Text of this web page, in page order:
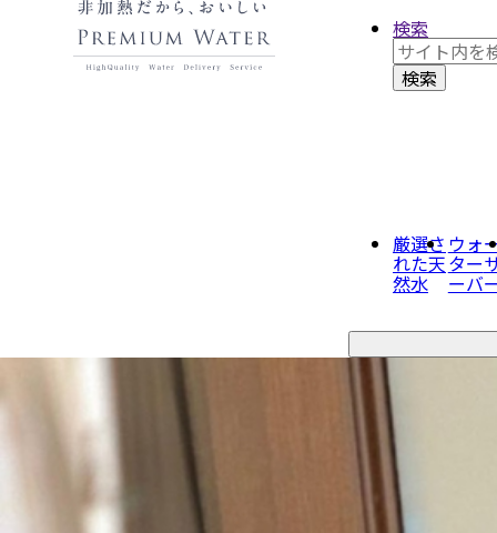
厳選さ
れた天
然水
ウォ
ター
ーバ
検索